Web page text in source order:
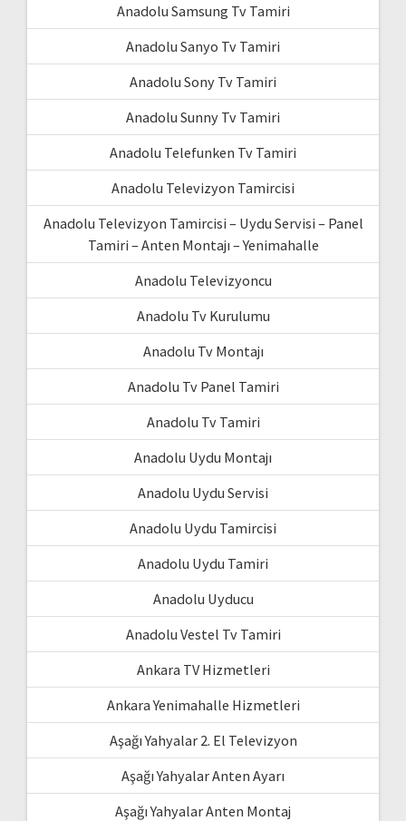
Anadolu Samsung Tv Tamiri
Anadolu Sanyo Tv Tamiri
Anadolu Sony Tv Tamiri
Anadolu Sunny Tv Tamiri
Anadolu Telefunken Tv Tamiri
Anadolu Televizyon Tamircisi
Anadolu Televizyon Tamircisi – Uydu Servisi – Panel
Tamiri – Anten Montajı – Yenimahalle
Anadolu Televizyoncu
Anadolu Tv Kurulumu
Anadolu Tv Montajı
Anadolu Tv Panel Tamiri
Anadolu Tv Tamiri
Anadolu Uydu Montajı
Anadolu Uydu Servisi
Anadolu Uydu Tamircisi
Anadolu Uydu Tamiri
Anadolu Uyducu
Anadolu Vestel Tv Tamiri
Ankara TV Hizmetleri
Ankara Yenimahalle Hizmetleri
Aşağı Yahyalar 2. El Televizyon
Aşağı Yahyalar Anten Ayarı
Aşağı Yahyalar Anten Montaj